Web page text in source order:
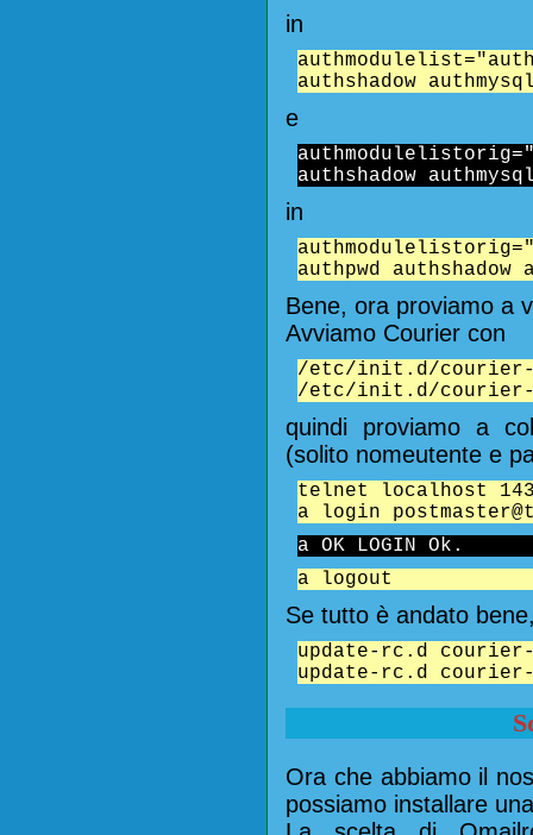
in
authshadow
e
authshadow
in
authpwd authshadow
Bene, ora proviamo a
Avviamo Courier con
/etc/init.d/courier-
/etc/init.d/courier-
quindi proviamo a
(solito nomeutente e
telnet localhost
a login
a OK LOGIN Ok.
a logout
Se tutto è andato
update-rc.d courier-
update-rc.d
Ora che abbiamo il
possiamo installare